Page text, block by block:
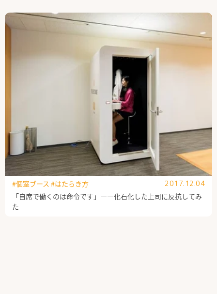
「自席で働くのは命令です」――化石化した上司に反抗してみ
た
#個室ブース #はたらき方 2017.12.04